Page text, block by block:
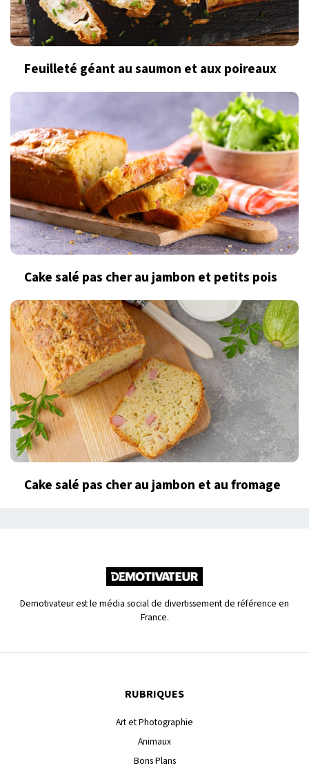
Feuilleté géant au saumon et aux poireaux
Cake salé pas cher au jambon et petits pois
Cake salé pas cher au jambon et au fromage
Demotivateur est le média social de divertissement de référence en
France.
RUBRIQUES
Art et Photographie
Animaux
Bons Plans